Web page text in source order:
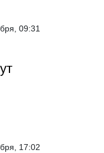
09:31
17:02